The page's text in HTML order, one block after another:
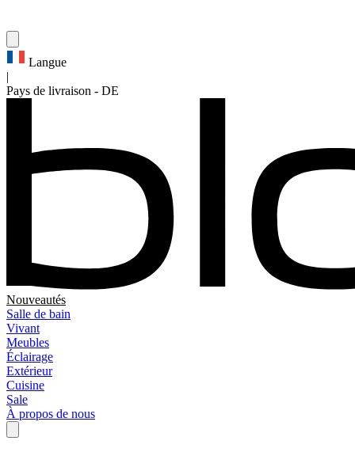
Langue
Pays de livraison - DE
Nouveautés
Salle de bain
Vivant
Meubles
Éclairage
Extérieur
Cuisine
Sale
À propos de nous